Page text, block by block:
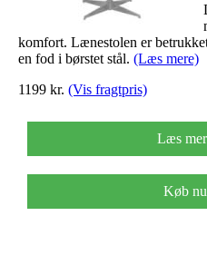
komfort. Lænestolen er
en fod i børstet stål. (Læs mere)
1199 kr. (Vis fragtpris)
Læs
Køb